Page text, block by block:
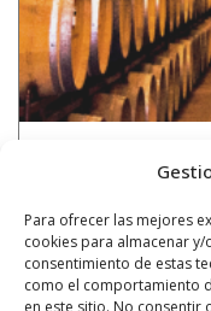
Para ofrecer las mejores
cookies para almacenar
consentimiento de estas
como el comportamiento
en este sitio. No